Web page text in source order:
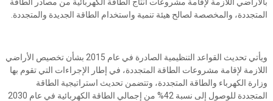
المتجددة، والمخصصة لصالح هيئة تنمية واستخدام الطاقة الجديدة والمتجددة.
ويأتي تحديث القواعد التنظيمية الصادرة في عام 2015 بشأن تخصيص الأراضي
اللازمة لإقامة مشروعات الطاقة المتجددة، في إطار الإجراءات التي تقوم بها
وزارة الكهرباء والطاقة المتجددة، وتتضمن تحديث استراتيجية الطاقة
المتجددة للوصول إلى نسبة 42% من إجمالي الطاقة الكهربائية في عام 2030